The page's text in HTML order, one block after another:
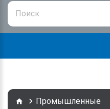
Промышленные